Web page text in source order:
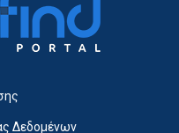
Δεδομένων